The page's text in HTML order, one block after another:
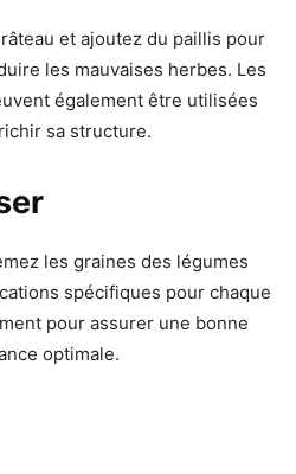
râteau et ajoutez du paillis pour
les mauvaises herbes. Les
également être utilisées
sa structure.
les graines des légumes
spécifiques pour chaque
pour assurer une bonne
optimale.